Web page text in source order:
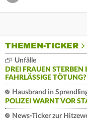
THEMEN-TICKER
Unfälle
DREI FRAUEN STERBEN
AHRLÄSSIGE TÖTUNG?
Hausbrand in
POLIZEI WARNT VOR
News-Ticker zur